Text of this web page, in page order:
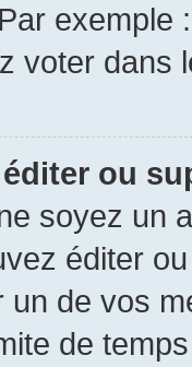
exemple
voter dans
ou
soyez un
éditer
un de vos
de